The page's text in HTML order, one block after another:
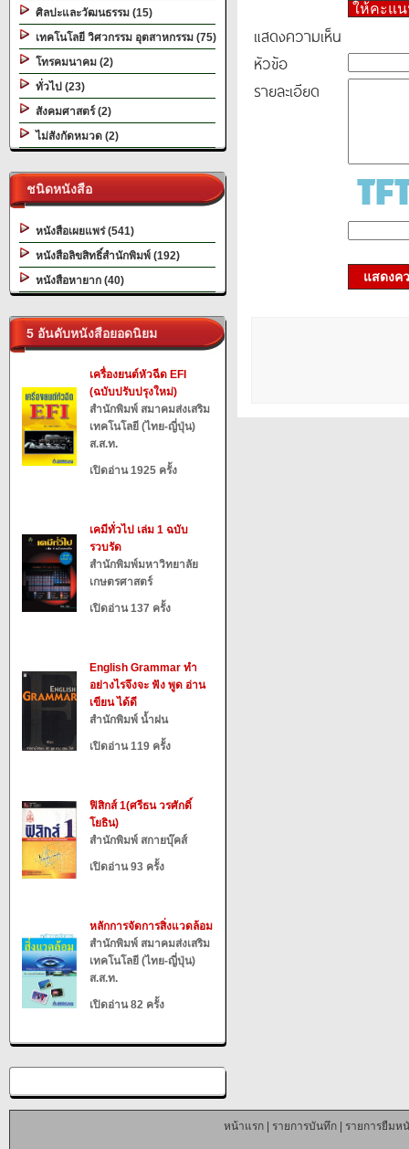
ศิลปะและวัฒนธรรม (15)
เทคโนโลยี วิศวกรรม อุตสาหกรรม (75)
โทรคมนาคม (2)
ทั่วไป (23)
สังคมศาสตร์ (2)
ไม่สังกัดหมวด (2)
ชนิดหนังสือ
หนังสือเผยแพร่ (541)
หนังสือลิขสิทธิ์สำนักพิมพ์ (192)
หนังสือหายาก (40)
5 อันดับหนังสือยอดนิยม
เครื่องยนต์หัวฉีด EFI
(ฉบับปรับปรุงใหม่)
สำนักพิมพ์ สมาคมส่งเสริม
เทคโนโลยี (ไทย-ญี่ปุ่น)
ส.ส.ท.
เปิดอ่าน 1925 ครั้ง
เคมีทั่วไป เล่ม 1 ฉบับ
รวบรัด
สำนักพิมพ์มหาวิทยาลัย
เกษตรศาสตร์
เปิดอ่าน 137 ครั้ง
English Grammar ทำ
อย่างไรจึงจะ ฟัง พูด อ่าน
เขียน ได้ดี
สำนักพิมพ์ น้ำฝน
เปิดอ่าน 119 ครั้ง
ฟิสิกส์ 1(ศรีธน วรศักดิ์
โยธิน)
สำนักพิมพ์ สกายบุ๊คส์
เปิดอ่าน 93 ครั้ง
หลักการจัดการสิ่งแวดล้อม
สำนักพิมพ์ สมาคมส่งเสริม
เทคโนโลยี (ไทย-ญี่ปุ่น)
ส.ส.ท.
เปิดอ่าน 82 ครั้ง
ให้คะแ
แสดงความเห็น
หัวข้อ
รายละเอียด
แสดงค
หน้าแรก| รายการบันทึก| รายการยืมห